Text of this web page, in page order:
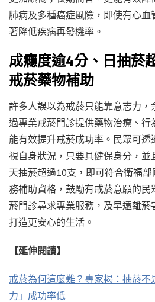
肺病及多種癌症風險，即使有心
著降低疾病再發機率。
成癮度逾4分、日抽
戒菸藥物補助
許多人誤以為戒菸只能靠意志力
過專業戒菸門診提供藥物治療、行
能有效提升戒菸成功率。民眾可
視自身狀況，只要具健保身分，
天抽菸超過10支，即可符合衛福
務補助資格，鼓勵有戒菸意願的
菸門診尋求專業服務，及早遠離
打造更安心的生活。
【延伸閱讀】
戒菸為何這麼難？專家揭：抽菸
力」成功率低